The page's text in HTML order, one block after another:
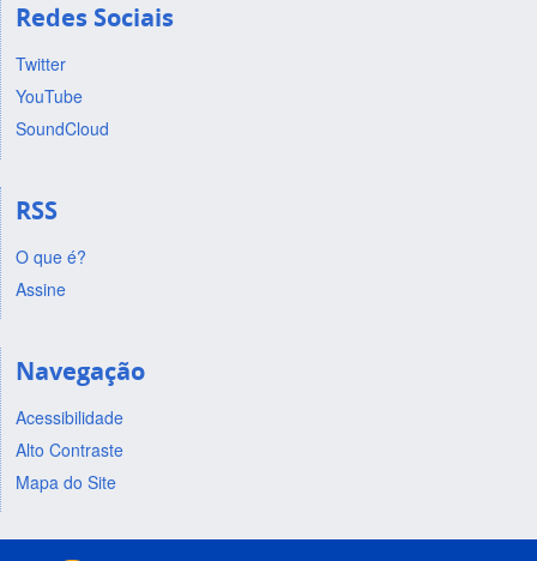
Redes Sociais
Twitter
YouTube
SoundCloud
RSS
O que é?
Assine
Navegação
Acessibilidade
Alto Contraste
Mapa do Site